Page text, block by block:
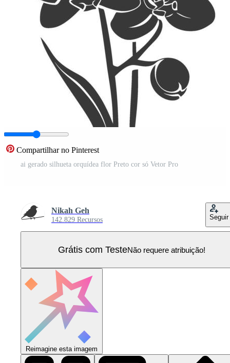
Compartilhar no Pinterest
ai gerado silhueta orquídea flor Preto cor só Vetor Pro
Nikah Geh
142.829 Recursos Seguir
Grátis com TesteNão requere atribuição!
Reimagine esta imagem